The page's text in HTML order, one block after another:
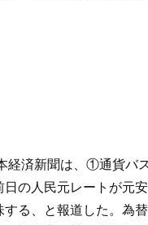
経済新聞は、①通貨バ
の人民元レートが元
る、と報道した。為